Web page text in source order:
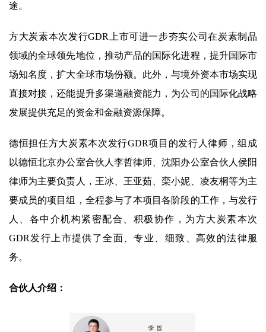
途。
方大炭素本次发行GDR上市可进一步夯实公司在炭素制品
领域的全球领先地位，推动产品的国际化进程，提升国际市
场知名度，扩大全球市场份额。此外，与境外资本市场实现
直接对接，还能提升多渠道融资能力，为公司的国际化战略
发展提供充足的资金和金融资源保障。
德恒担任方大炭素本次发行GDR项目的发行人律师，组成
以德恒北京办公室合伙人李哲律师、沈阳办公室合伙人侯阳
律师为主要负责人，王冰、王亚茹、栾小妮、凌友桐等为主
要成员的项目组，全程参与了本项目各阶段的工作，与发行
人、各中介机构紧密配合、积极协作，为方大炭素本次
GDR发行上市提供了全面、专业、细致、高效的法律服
务。
合伙人介绍：